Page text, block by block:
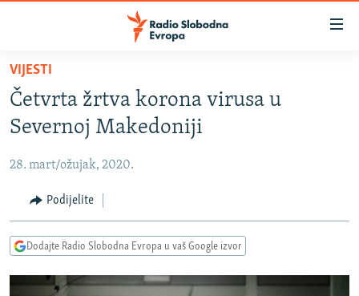
Pređite
na
glavni
sadržaj
na
navigaciju
Pređite
na
VIJESTI
BOSNA I HERCEGOVINA
KOSOVO
CRNA GORA
VIDEO
FOTOGALERIJE
PODCASTI
RAT U UKRAJINI
VIJESTI
Četvrta žrtva korona virusa u
Severnoj Makedoniji
28. mart/ožujak, 2020.
Podijelite
Dodajte Radio Slobodna Evropa u vaš Google izvor